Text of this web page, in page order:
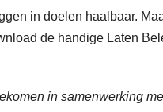
in doelen haalbaar.
de handige Laten
in samenwerking